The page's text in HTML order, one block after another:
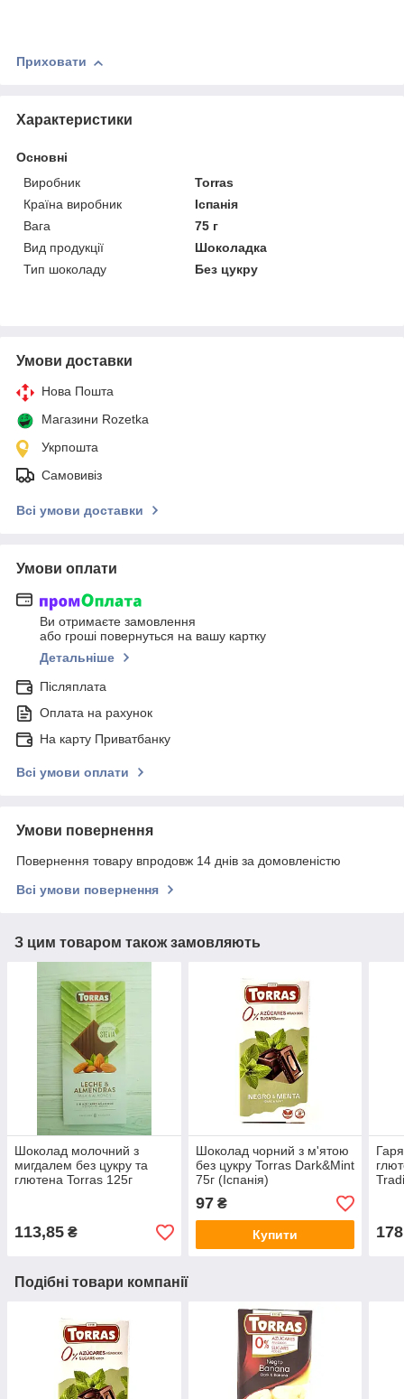
Приховати
Характеристики
Основні
Виробник
Torras
Країна виробник
Іспанія
Вага
75 г
Вид продукції
Шоколадка
Тип шоколаду
Без цукру
Умови доставки
Нова Пошта
Магазини Rozetka
Укрпошта
Самовивіз
Всі умови доставки
Умови оплати
Ви отримаєте замовлення
або гроші повернуться на вашу картку
Детальніше
Післяплата
Оплата на рахунок
На карту Приватбанку
Всі умови оплати
Умови повернення
Повернення товару впродовж 14 днів за домовленістю
Всі умови повернення
З цим товаром також замовляють
Шоколад молочний з
мигдалем без цукру та
глютена Torras 125г
113,85 ₴
Шоколад чорний з м'ятою
без цукру Torras Dark&Mint
75г (Іспанія)
97₴
Купити 178
Подібні товари компанії